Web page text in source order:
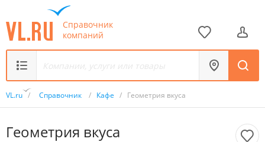
Справочник
компаний
VL.ru / Справочник / Кафе / Геометрия вкуса
Геометрия вкуса